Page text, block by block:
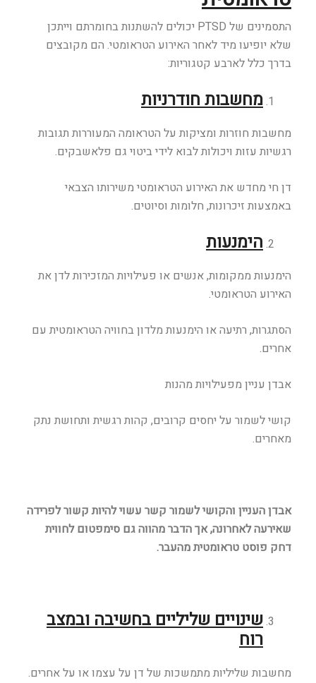
התסמינים של PTSD יכולים להשתנות בחומרתם וייתכן
שלא יופיעו מיד לאחר האירוע הטראומטי. הם מקובצים
בדרך כלל לארבע קטגוריות:
מחשבות חודרניות
מחשבות חוזרות ומציקות על הטראומה המעוררות תגובות
רגשיות עזות ויכולות לבוא לידי ביטוי גם פלאשבקים.
דן חי מחדש את האירוע הטראומטי משירותו הצבאי
באמצעות זיכרונות, חלומות וסיוטים.
הימנעות
הימנעות ממקומות, אנשים או פעילויות המזכירות לדן את
האירוע הטראומטי.
הסתגרות, רתיעה או הימנעות מלדון בחוויה הטראומטית עם
אחרים.
אבדן עניין מפעילויות מהנות
קושי לשמור על יחסים קרובים, קהות רגשית ותחושת נתק
מאחרים.
אבדן העניין והקושי לשמור קשר עשוי להיות קשור לפרידה
שאירעה לאחרונה, אך הדבר מהווה גם סימפטום לחווית
דחק פוסט טראומטית מהעבר.
שינויים שליליים בחשיבה ובמצב
רוח
מחשבות שליליות מתמשכות של דן על עצמו או על אחרים.